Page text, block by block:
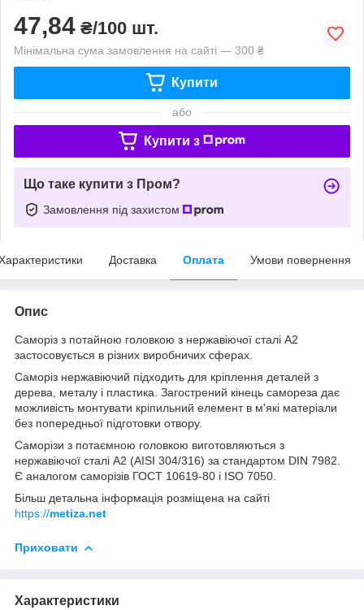
47,84 ₴/100 шт.
Мінімальна сума замовлення на сайті — 300 ₴
Купити
або
Купити з
Що таке купити з Пром?
Замовлення під захистом
Доставка Оплата Умови повернення
Опис
Саморіз з потайною головкою з нержавіючої сталі А2
застосовується в різних виробничих сферах.
Саморіз нержавіючий підходить для кріплення деталей з
дерева, металу і пластика. Загострений кінець самореза дає
можливість монтувати кріпильний елемент в м'які матеріали
без попередньої підготовки отвору.
Саморізи з потаємною головкою виготовляються з
нержавіючої сталі А2 (AISI 304/316) за стандартом DIN 7982.
Є аналогом саморізів ГОСТ 10619-80 і ISO 7050.
Більш детальна інформація розміщена на сайті
https://metiza.net
Приховати
Характеристики